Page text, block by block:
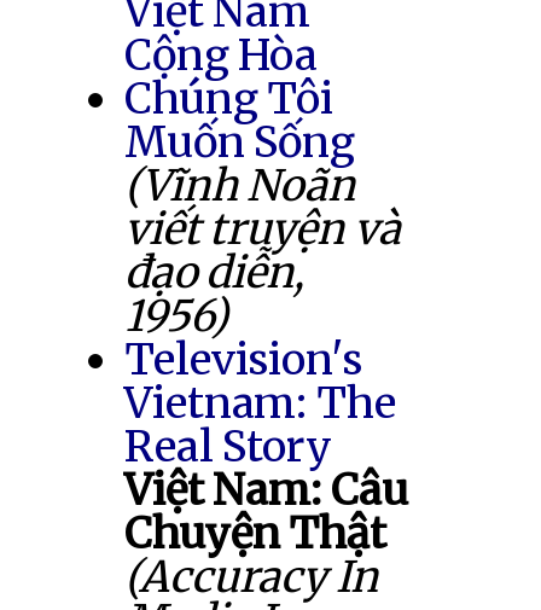
Việt Nam
Cộng Hòa
Chúng Tôi
Muốn Sống
(Vĩnh Noãn
viết truyện và
đạo diễn,
1956)
Television's
Vietnam: The
Real Story
Việt Nam: Câu
Chuyện Thật
(Accuracy In